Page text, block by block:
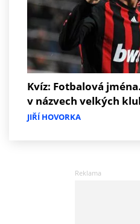
Kvíz: Fotbalová
v názvech velkých
JIŘÍ HOVORKA